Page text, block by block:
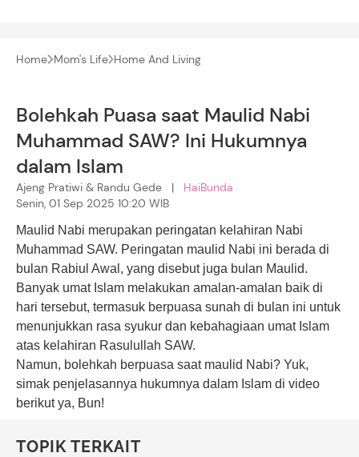
Home Mom's Life Home And Living
Bolehkah Puasa saat Maulid Nabi
Muhammad SAW? Ini Hukumnya
dalam Islam
Ajeng Pratiwi & Randu Gede | HaiBunda
Senin, 01 Sep 2025 10:20 WIB
Maulid Nabi merupakan peringatan kelahiran Nabi
Muhammad SAW. Peringatan maulid Nabi ini berada di
bulan Rabiul Awal, yang disebut juga bulan Maulid.
Banyak umat Islam melakukan amalan-amalan baik di
hari tersebut, termasuk berpuasa sunah di bulan ini untuk
menunjukkan rasa syukur dan kebahagiaan umat Islam
atas kelahiran Rasulullah SAW.
Namun, bolehkah berpuasa saat maulid Nabi? Yuk,
simak penjelasannya hukumnya dalam Islam di video
berikut ya, Bun!
TOPIK TERKAIT